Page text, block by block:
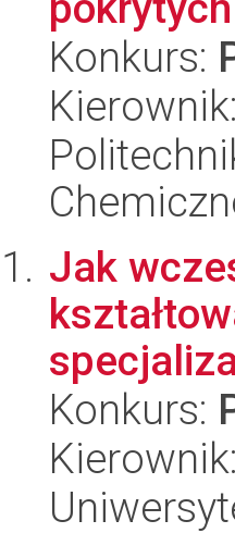
Konkurs:
Jak
Konkurs: